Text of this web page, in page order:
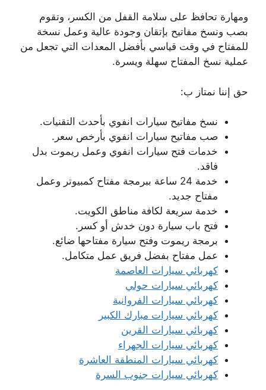
ومهارة تحافظ على سلامة القفل من الكسر، وتقوم
بصب ونسخ مفاتيح بإتقان وجودة عالية وعمل نسخة
للمفتاح في وقت قياسي بأفضل المعدات التي تجعل من
عملية نسخ المفتاح سهلة ويسرة.
حق إننا نمتاز ب:
نسخ مفاتيح سيارات انفوي بأحدث التقنيات.
صب مفاتيح سيارات انفوي بأرخص سعر.
خدمات فتح سيارات انفوي وعمل ريموت بدل
فاقد.
خدمة 24 ساعة ببرمجة مفتاح كمبيوتر وعمل
مفتاح جديد.
خدمة سريعة لكافة مناطق الكويت.
فتح باب سيارة دون خدش أو كسر.
برمجة ريموت وفتح سيارة مفتاحها ضائع.
عمل مفتاح بفضل فريق عمل متكامل.
كهربائي سيارات العاصمة
كهربائي سيارات حولي
كهربائي سيارات الفروانية
كهربائي سيارات مبارك الكبير
كهربائي سيارات القرين
كهربائي سيارات الجهراء
كهربائي سيارات المنطقة العاشرة
كهربائي سيارات جنوب السرة